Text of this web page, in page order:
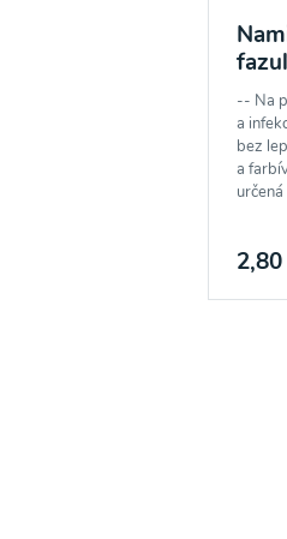
-- Na
a
bez
a
Odber
Odoslaním